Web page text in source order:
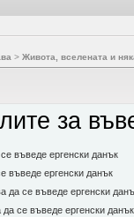
> Живота, вселената и
за
въведе ергенски данък
въведе ергенски данък
да се въведе ергенски
се въведе ергенски данък